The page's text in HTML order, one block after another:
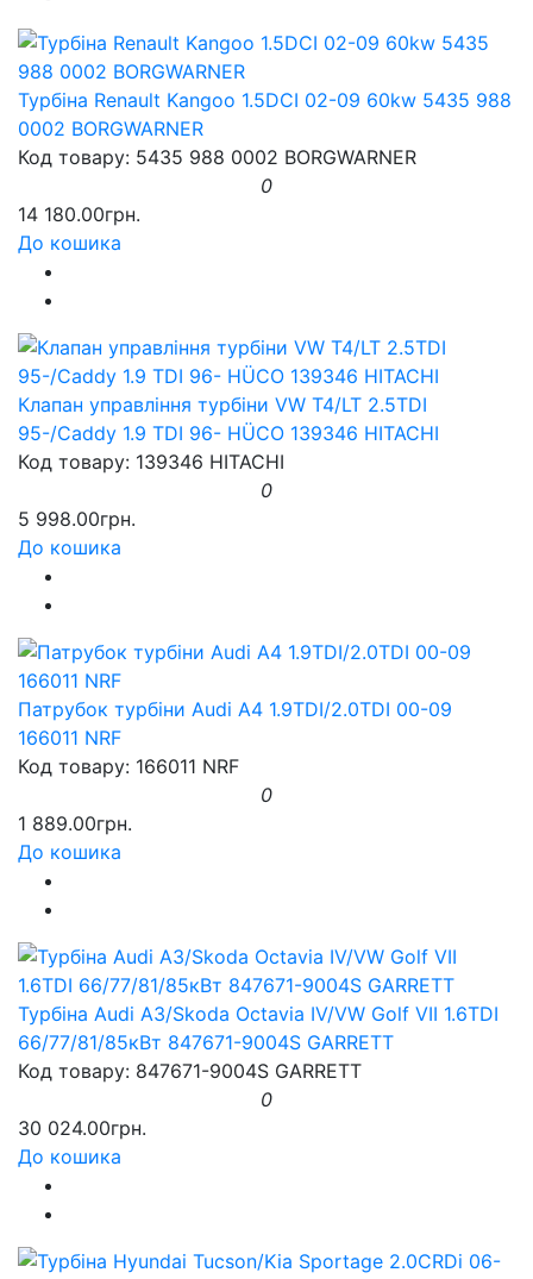
Турбіна Renault Kangoo 1.5DCI 02-09 60kw 5435 988
0002 BORGWARNER
Код товару: 5435 988 0002 BORGWARNER
0
14 180.00грн.
До кошика
Клапан управління турбіни VW T4/LT 2.5TDI
95-/Caddy 1.9 TDI 96- HÜCO 139346 HITACHI
Код товару: 139346 HITACHI
0
5 998.00грн.
До кошика
Патрубок турбіни Audi A4 1.9TDI/2.0TDI 00-09
166011 NRF
Код товару: 166011 NRF
0
1 889.00грн.
До кошика
Турбіна Audi A3/Skoda Octavia IV/VW Golf VII 1.6TDI
66/77/81/85кВт 847671-9004S GARRETT
Код товару: 847671-9004S GARRETT
0
30 024.00грн.
До кошика